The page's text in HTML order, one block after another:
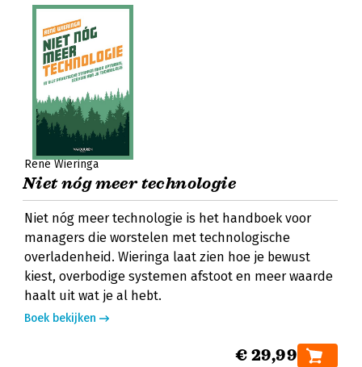
René Wieringa
Niet nóg meer technologie
Niet nóg meer technologie is het handboek voor
managers die worstelen met technologische
overladenheid. Wieringa laat zien hoe je bewust
kiest, overbodige systemen afstoot en meer waarde
haalt uit wat je al hebt.
Boek bekijken
€ 29,99